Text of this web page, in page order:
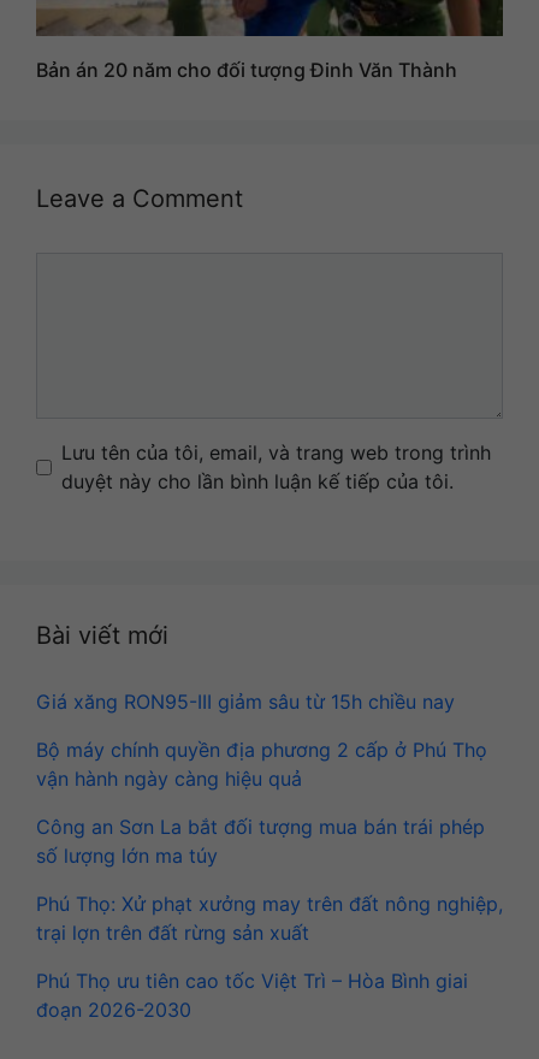
Bản án 20 năm cho đối tượng Đinh Văn Thành
Leave a Comment
Name
Email
Website
Lưu tên của tôi, email, và trang web trong trình
duyệt này cho lần bình luận kế tiếp của tôi.
Bài viết mới
Giá xăng RON95-III giảm sâu từ 15h chiều nay
Bộ máy chính quyền địa phương 2 cấp ở Phú Thọ
vận hành ngày càng hiệu quả
Công an Sơn La bắt đối tượng mua bán trái phép
số lượng lớn ma túy
Phú Thọ: Xử phạt xưởng may trên đất nông nghiệp,
trại lợn trên đất rừng sản xuất
Phú Thọ ưu tiên cao tốc Việt Trì – Hòa Bình giai
đoạn 2026-2030